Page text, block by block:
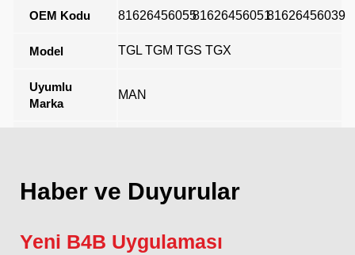
OEM Kodu 816264560558162645605181626456039
Model TGL TGM TGS TGX
Uyumlu
Marka
MAN
Haber ve Duyurular
Yeni B4B Uygulaması